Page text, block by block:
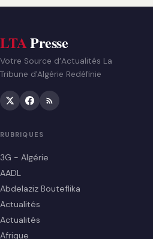
LTAPresse
Votre Source d’Actualités La
Tribune d'Algérie Redéfinie
RUBRIQUES
3G - Algérie
AADL
Abdelaziz Bouteflika
Actualités
Actualités
Afrique